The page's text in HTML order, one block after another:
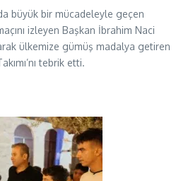
büyük bir mücadeleyle geçen
izleyen Başkan İbrahim Naci
ülkemize gümüş madalya getiren
tebrik etti.